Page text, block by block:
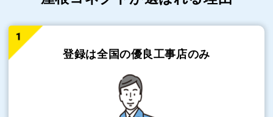
登録は全国の優良工事店のみ